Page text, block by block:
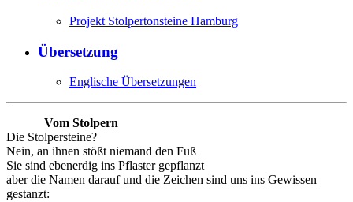
Projekt Stolpertonsteine Hamburg
Übersetzung
Englische Übersetzungen
Vom Stolpern
Die Stolpersteine?
Nein, an ihnen stößt niemand den Fuß
Sie sind ebenerdig ins Pflaster gepflanzt
aber die Namen darauf und die Zeichen sind uns ins Gewissen
gestanzt: